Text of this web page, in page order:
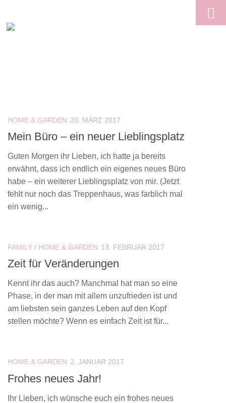
HOME & GARDEN 20. MÄRZ 2017
Mein Büro – ein neuer Lieblingsplatz
Guten Morgen ihr Lieben, ich hatte ja bereits
erwähnt, dass ich endlich ein eigenes neues Büro
habe – ein weiterer Lieblingsplatz von mir. (Jetzt
fehlt nur noch das Treppenhaus, was farblich mal
ein wenig...
FAMILY / HOME & GARDEN 13. FEBRUAR 2017
Zeit für Veränderungen
Kennt ihr das auch? Manchmal hat man so eine
Phase, in der man mit allem unzufrieden ist und
am liebsten sein ganzes Leben auf den Kopf
stellen möchte? Wenn es einfach Zeit ist für...
HOME & GARDEN 2. JANUAR 2017
Frohes neues Jahr!
Ihr Lieben, ich wünsche euch ein frohes neues